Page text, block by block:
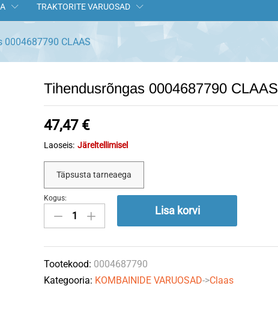
TRAKTORITE VARUOSAD
0004687790 CLAAS
Tihendusrõngas 0004687790 CLAAS
47,47 €
Laoseis: Järeltellimisel
Täpsusta tarneaega
Tihendusrõngas
0004687790
quantity
Kogus:
Lisa korvi
Tootekood: 0004687790
Kategooria: KOMBAINIDE VARUOSAD->Claas